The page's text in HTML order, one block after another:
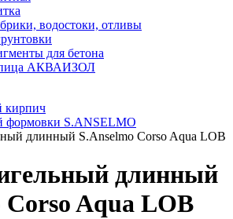
водостоки, отливы
для бетона
АКВАИЗОЛ
кирпич
формовки S.ANSELMO
длинный S.Anselmo Corso Aqua LOB
длинный
Corso Aqua LOB